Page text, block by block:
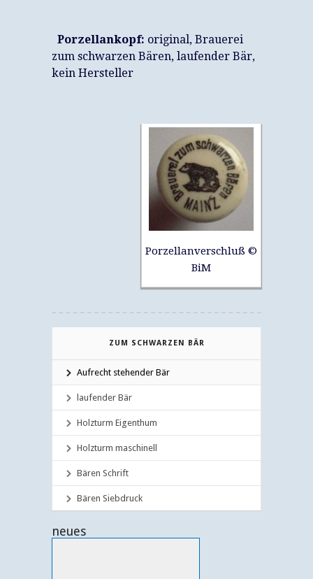
Porzellankopf: original, Brauerei
zum schwarzen Bären, laufender Bär,
kein Hersteller
Porzellanverschluß ©
BiM
ZUM SCHWARZEN BÄR
Aufrecht stehender Bär
laufender Bär
Holzturm Eigenthum
Holzturm maschinell
Bären Schrift
Bären Siebdruck
neues